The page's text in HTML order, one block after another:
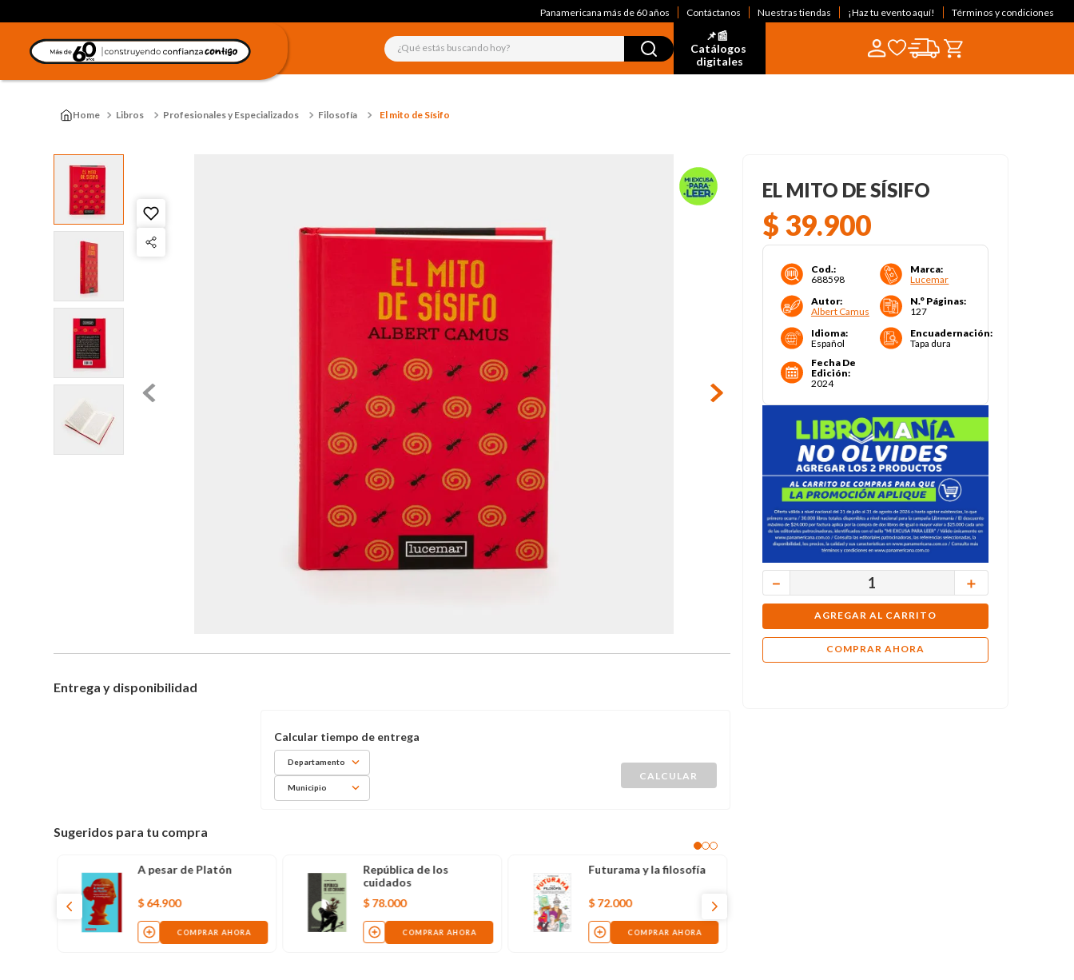
Panamericana más de 60 años Contáctanos Nuestras tiendas ¡Haz tu evento aquí! Términos y condiciones
¿Qué estás buscando hoy?
📌📰
Catálogos
digitales
Libros Profesionales y Especializados Filosofía El mito de Sísifo
Entrega y disponibilidad
Departamento
Municipio
Sugeridos para tu compra
A pesar de Platón
$ 64.900
COMPRAR AHORA
República de los
cuidados
$ 78.000
COMPRAR AHORA
Futurama y la filosofía
$ 72.000
COMPRAR AHORA
EL MITO DE SÍSIFO
$ 39.900
Cod.:
688598
Marca:
Lucemar
Autor:
Albert Camus
N.° Páginas:
127
Idioma:
Español
Encuadernación:
Tapa dura
Fecha De
Edición:
2024
＋
－
AGREGAR AL CARRITO
COMPRAR AHORA